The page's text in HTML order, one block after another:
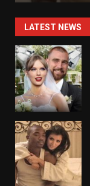
LATEST NEWS